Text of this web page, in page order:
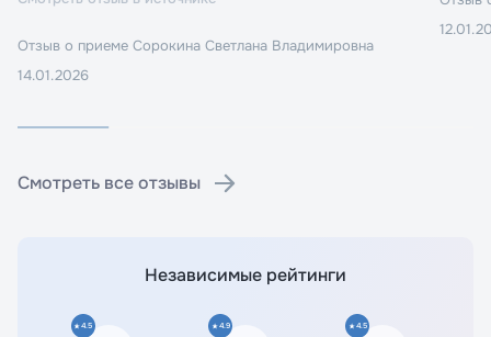
Отзыв о приеме Сорокина Светлана Владимировна
14.01.2026
Смотреть все отзывы
Независимые рейтинги
4.5 4.9 4.5
Принимаю условия
Принимаю условия